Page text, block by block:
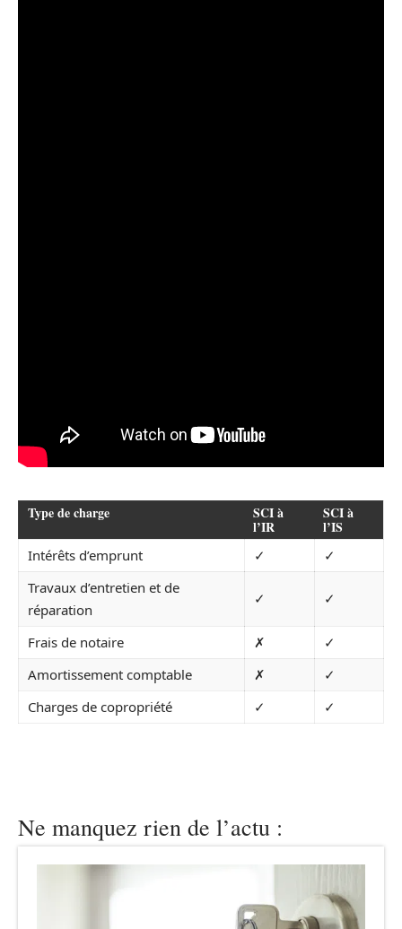
Type de charge SCI à
l’IR
SCI à
l’IS
Intérêts d’emprunt ✓
✓
Travaux d’entretien et de
réparation
✓ ✓
Frais de notaire ✗
✓
Amortissement comptable
✗
✓
Charges de copropriété
✓ ✓
Ne manquez rien de l’actu :